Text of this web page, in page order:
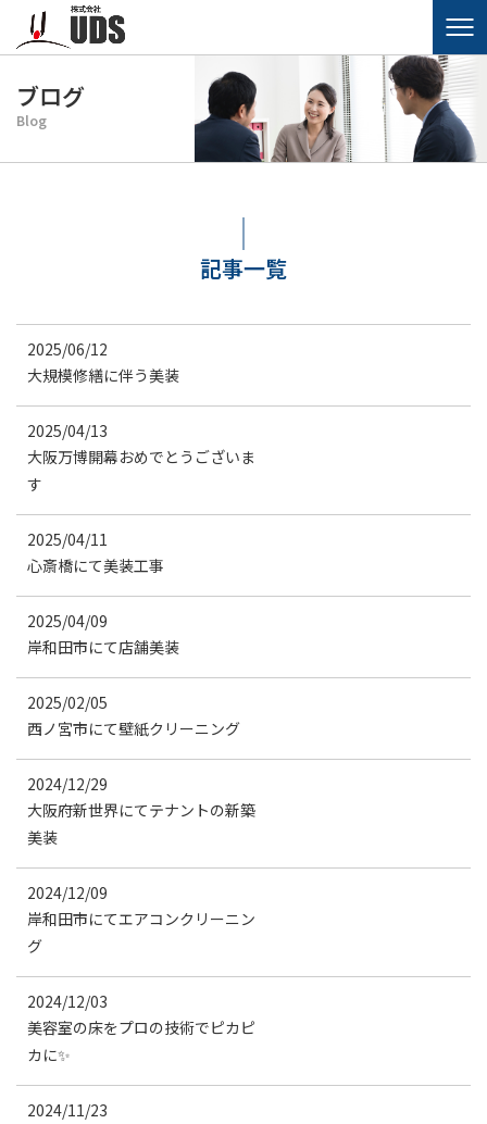
ブログ
Blog
記事一覧
2025/06/12
大規模修繕に伴う美装
2025/04/13
大阪万博開幕おめでとうございま
す
2025/04/11
心斎橋にて美装工事
2025/04/09
岸和田市にて店舗美装
2025/02/05
西ノ宮市にて壁紙クリーニング
2024/12/29
大阪府新世界にてテナントの新築
美装
2024/12/09
岸和田市にてエアコンクリーニン
グ
2024/12/03
美容室の床をプロの技術でピカピ
カに✨
2024/11/23